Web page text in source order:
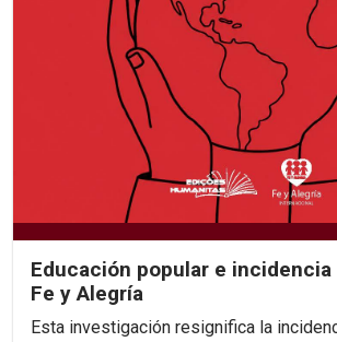
Educación popular e
Fe y Alegría
Esta investigación resignifica la